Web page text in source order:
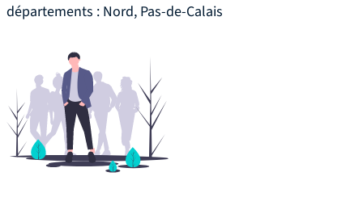
départements : Nord, Pas-de-Calais